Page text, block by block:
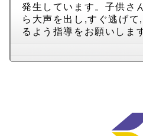
発生しています。子供さ
ら大声を出し,すぐ逃げ
るよう指導をお願いしま